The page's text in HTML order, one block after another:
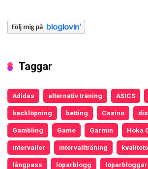
Taggar
Adidas alternativ träning ASICS
backlöpning betting Casino
Gambling Game Garmin Hoka
intervaller intervallträning
långpass löparblogg löparbloggar